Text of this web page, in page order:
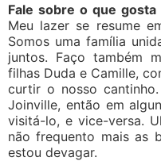
Fale sobre o que
Meu lazer se resume
Somos uma família
juntos. Faço também
filhas Duda e Camille,
curtir o nosso
Joinville, então em
visitá-lo, e vice-versa.
não frequento mais as
estou devagar.